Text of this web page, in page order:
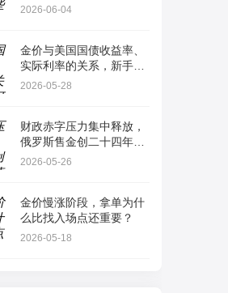
2026-06-04
金价与美国国债收益率、
实际利率的关系，新手如
何看懂最简单指标？
2026-05-28
财政赤字压力集中释放，
俄罗斯售金创二十四年极
值
2026-05-26
金价慢涨阶段，拿单为什
么比找入场点还重要？
2026-05-18